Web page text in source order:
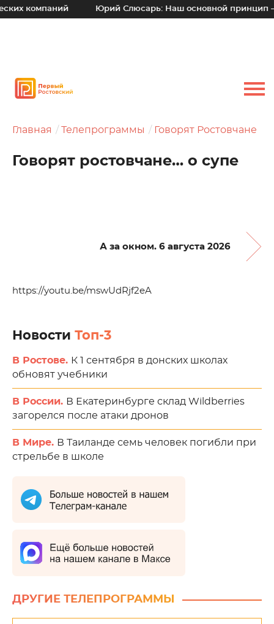
Юрий Слюсарь: Наш основной принцип –
Главная Телепрограммы Говорят Ростовчане
Говорят ростовчане… о супе
А за окном. 6 августа 2026
https://youtu.be/mswUdRjf2eA
Новости Топ-3
В Ростове. К 1 сентября в донских школах
обновят учебники
В России. В Екатеринбурге склад Wildberries
загорелся после атаки дронов
В Мире. В Таиланде семь человек погибли при
стрельбе в школе
ДРУГИЕ ТЕЛЕПРОГРАММЫ